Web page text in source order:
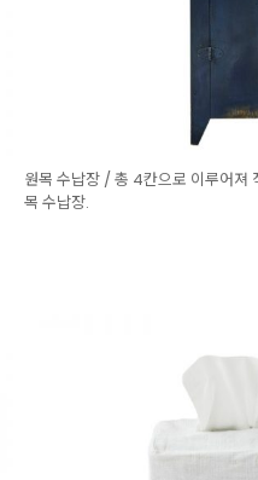
원목 수납장 / 총 4칸으로 이루어져
목 수납장.